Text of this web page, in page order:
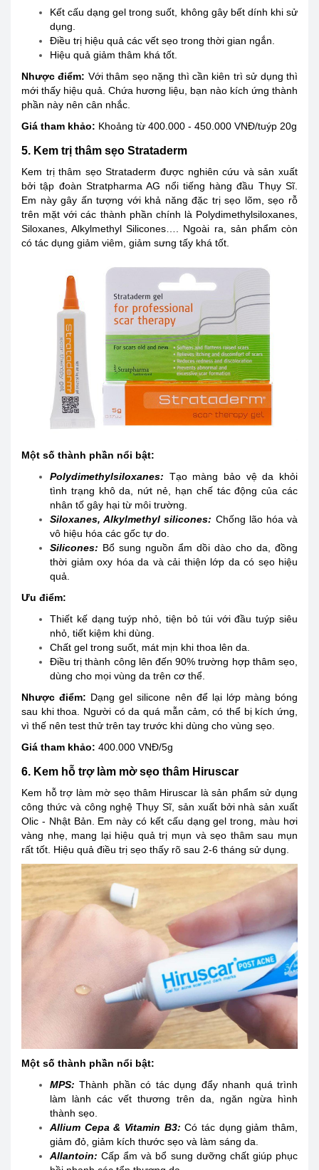
Kết cấu dạng gel trong suốt, không gây bết dính khi sử
dụng.
Điều trị hiệu quả các vết sẹo trong thời gian ngắn.
Hiệu quả giảm thâm khá tốt.
Nhược điểm: Với thâm sẹo nặng thì cần kiên trì sử dụng thì
mới thấy hiệu quả. Chứa hương liệu, bạn nào kích ứng thành
phần này nên cân nhắc.
Giá tham khảo: Khoảng từ 400.000 - 450.000 VNĐ/tuýp 20g
5. Kem trị thâm sẹo Strataderm
Kem trị thâm sẹo Strataderm được nghiên cứu và sản xuất
bởi tập đoàn Stratpharma AG nổi tiếng hàng đầu Thụy Sĩ.
Em này gây ấn tượng với khả năng đặc trị sẹo lõm, sẹo rỗ
trên mặt với các thành phần chính là Polydimethylsiloxanes,
Siloxanes, Alkylmethyl Silicones…. Ngoài ra, sản phẩm còn
có tác dụng giảm viêm, giảm sưng tấy khá tốt.
Một số thành phần nổi bật:
Polydimethylsiloxanes: Tạo màng bảo vệ da khỏi
tình trạng khô da, nứt nẻ, hạn chế tác động của các
nhân tố gây hại từ môi trường.
Siloxanes, Alkylmethyl silicones: Chống lão hóa và
vô hiệu hóa các gốc tự do.
Silicones: Bổ sung nguồn ẩm dồi dào cho da, đồng
thời giảm oxy hóa da và cải thiện lớp da có sẹo hiệu
quả.
Ưu điểm:
Thiết kế dạng tuýp nhỏ, tiện bỏ túi với đầu tuýp siêu
nhỏ, tiết kiệm khi dùng.
Chất gel trong suốt, mát mịn khi thoa lên da.
Điều trị thành công lên đến 90% trường hợp thâm sẹo,
dùng cho mọi vùng da trên cơ thể.
Nhược điểm: Dạng gel silicone nên để lại lớp màng bóng
sau khi thoa. Người có da quá mẫn cảm, có thể bị kích ứng,
vì thế nên test thử trên tay trước khi dùng cho vùng sẹo.
Giá tham khảo: 400.000 VNĐ/5g
6. Kem hỗ trợ làm mờ sẹo thâm Hiruscar
Kem hỗ trợ làm mờ sẹo thâm Hiruscar là sản phẩm sử dụng
công thức và công nghệ Thụy Sĩ, sản xuất bởi nhà sản xuất
Olic - Nhật Bản. Em này có kết cấu dạng gel trong, màu hơi
vàng nhẹ, mang lại hiệu quả trị mụn và sẹo thâm sau mụn
rất tốt. Hiệu quả điều trị sẹo thấy rõ sau 2-6 tháng sử dụng.
Một số thành phần nổi bật:
MPS:Thành phần có tác dụng đẩy nhanh quá trình
làm lành các vết thương trên da, ngăn ngừa hình
thành sẹo.
Allium Cepa & Vitamin B3:Có tác dụng giảm thâm,
giảm đỏ, giảm kích thước sẹo và làm sáng da.
Allantoin:Cấp ẩm và bổ sung dưỡng chất giúp phục